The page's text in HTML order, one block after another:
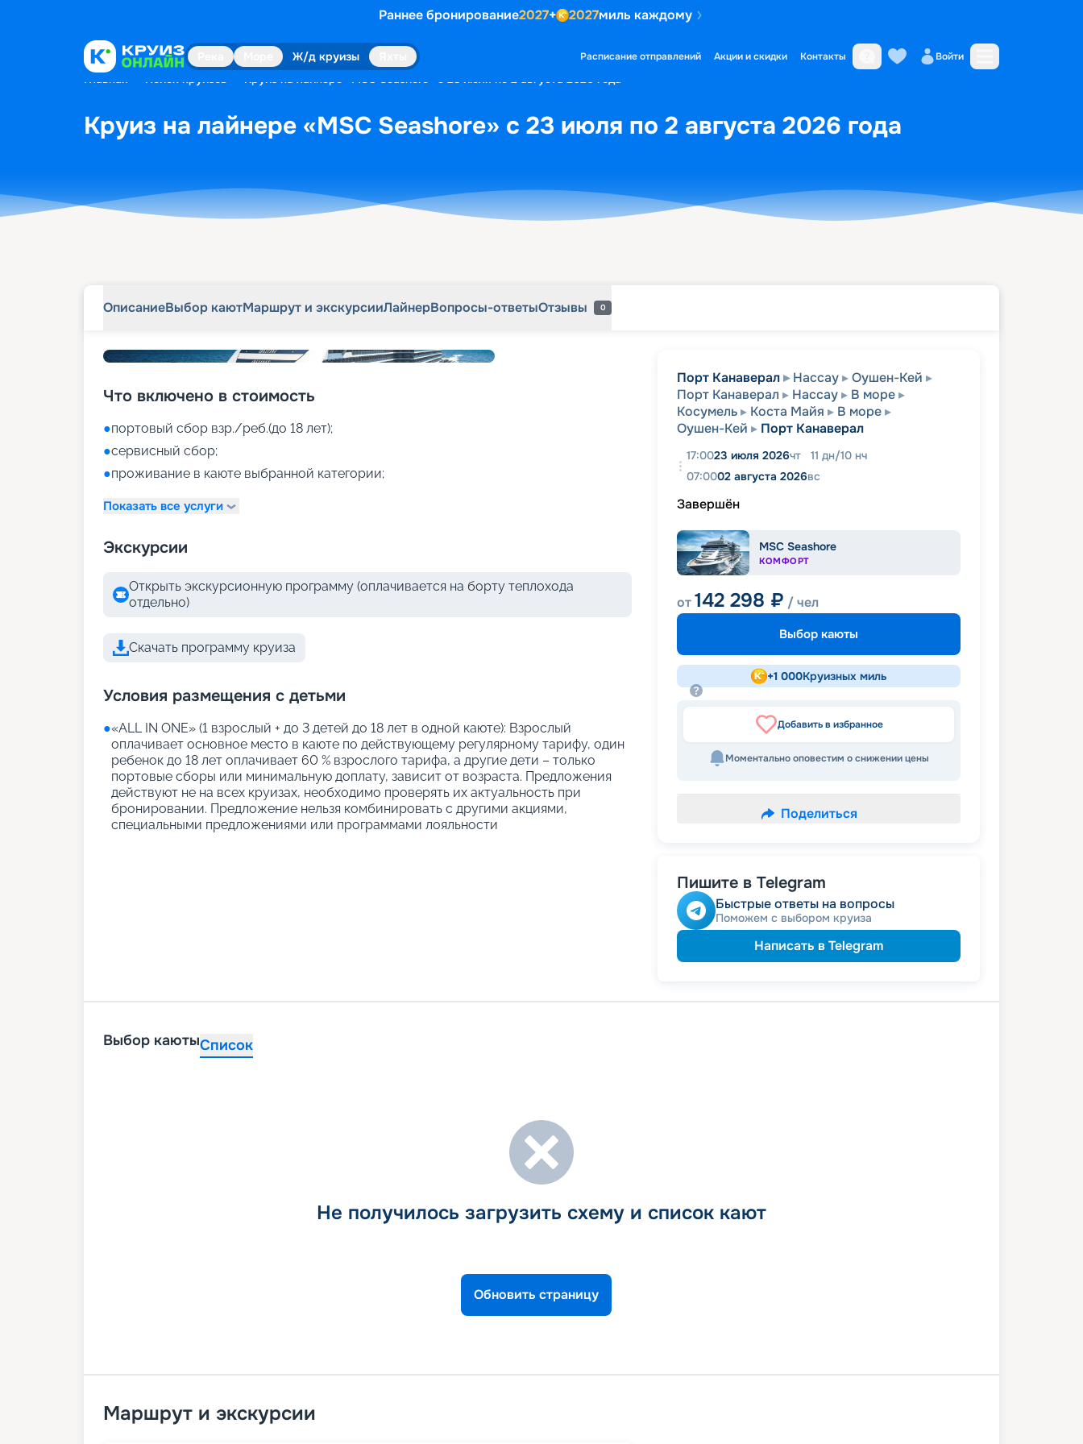
Раннее бронирование2027+ 2027миль каждому
Ж/д круизы Расписание отправлений Акции и скидки Контакты Войти
Главная Поиск круизов Круиз на лайнере «MSC Seashore» с 23 июля по 2 августа 2026 года
Круиз на лайнере «MSC Seashore» с 23 июля по 2 августа 2026 года
ОписаниеВыбор каютМаршрут и экскурсииЛайнерВопросы-ответыОтзывы 0
Что включено в стоимость
●портовый сбор взр./реб.(до 18 лет);
●сервисный сбор;
●проживание в каюте выбранной категории;
Показать все услуги
Экскурсии
Открыть экскурсионную программу (оплачивается на борту теплохода
отдельно)
Скачать программу круиза
Условия размещения с детьми
●«АLL IN ONE» (1 взрослый + до 3 детей до 18 лет в одной каюте): Взрослый
оплачивает основное место в каюте по действующему регулярному тарифу, один
ребенок до 18 лет оплачивает 60 % взрослого тарифа, а другие дети – только
портовые сборы или минимальную доплату, зависит от возраста. Предложения
действуют не на всех круизах, необходимо проверять их актуальность при
бронировании. Предложение нельзя комбинировать с другими акциями,
специальными предложениями или программами лояльности
Порт Канаверал Нассау
Оушен-Кей
Порт Канаверал
Нассау
В море
Косумель
Коста Майя
В море
Оушен-Кей
Порт Канаверал
17:0023 июля 2026чт 11 дн/10 нч
07:0002 августа 2026вс
Завершён
MSC Seashore
КОМФОРТ
от142 298 ₽ / чел
Выбор каюты
+1 000Круизных миль
Добавить в избранное
Моментально оповестим о снижении цены
Поделиться
Пишите в Telegram
Быстрые ответы на вопросы
Поможем с выбором круиза
Написать в Telegram
Выбор каютыСписок
Не получилось загрузить схему и список кают
Обновить страницу
Маршрут и экскурсии